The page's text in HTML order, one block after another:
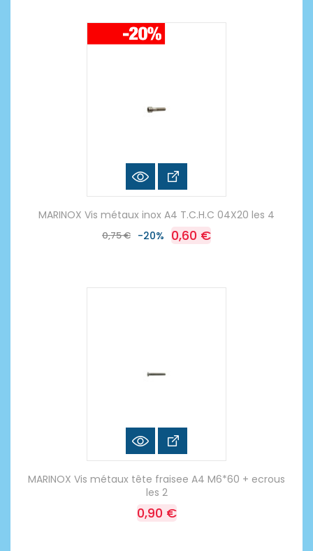
MARINOX Vis métaux inox A4 T.C.H.C 04X20 les 4
0,75 € -20% 0,60 €
MARINOX Vis métaux tête fraisee A4 M6*60 + ecrous
les 2
0,90 €